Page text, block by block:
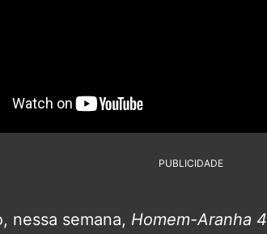
PUBLICIDADE
nessa semana, Homem-Aranha 4